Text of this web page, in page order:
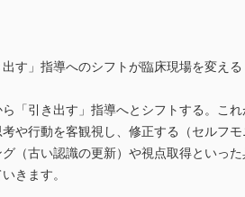
出す」指導へのシフトが臨床現場を変え
「引き出す」指導へとシフトする。こ
や行動を客観視し、修正する（セルフ
（古い認識の更新）や視点取得といっ
きます。